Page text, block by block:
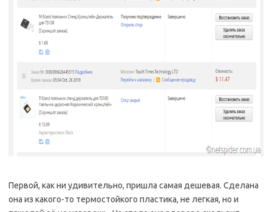
Первой, как ни удивительно, пришла самая дешевая. Сделана
она из какого-то термостойкого пластика, не легкая, но и